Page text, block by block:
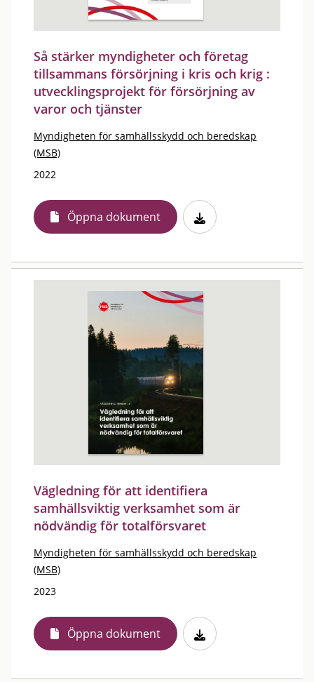
Så stärker myndigheter och företag
tillsammans försörjning i kris och krig :
utvecklingsprojekt för försörjning av
varor och tjänster
Myndigheten för samhällsskydd och beredskap
(MSB)
2022
Öppna dokument
Vägledning för att identifiera
samhällsviktig verksamhet som är
nödvändig för totalförsvaret
Myndigheten för samhällsskydd och beredskap
(MSB)
2023
Öppna dokument